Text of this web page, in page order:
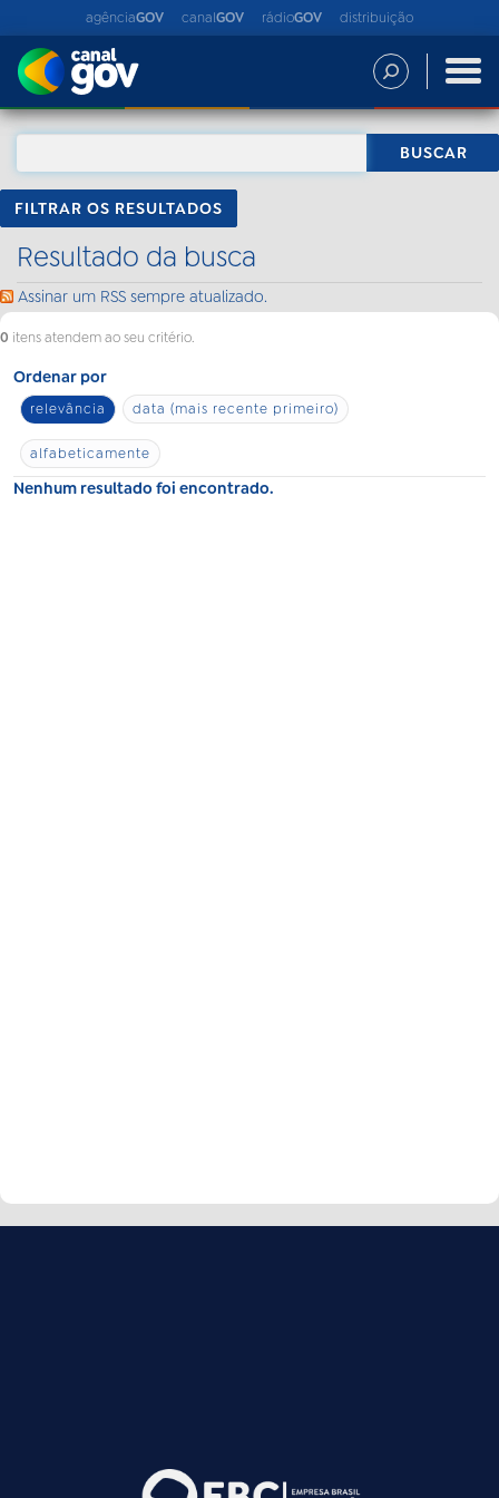
agênciaGOV canalGOV rádioGOV distribuição
FILTRAR OS RESULTADOS
Resultado da busca
Assinar um RSS sempre atualizado.
0 itens atendem ao seu critério.
Ordenar por
relevância data (mais recente primeiro)
alfabeticamente
Nenhum resultado foi encontrado.